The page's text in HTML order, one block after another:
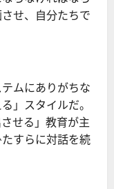
せ、自分たちで
ムにありがちな
」スタイルだ。
せる」教育が主
すらに対話を続